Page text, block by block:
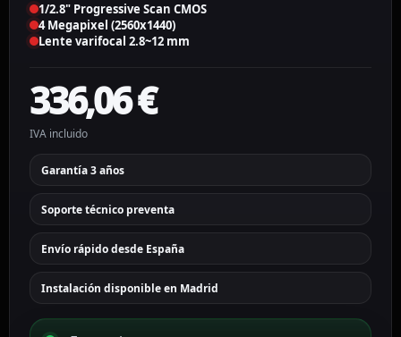
1/2.8" Progressive Scan CMOS
4 Megapixel (2560x1440)
Lente varifocal 2.8~12 mm
336,06€
IVA incluido
Garantía 3 años
Soporte técnico preventa
Envío rápido desde España
Instalación disponible en Madrid